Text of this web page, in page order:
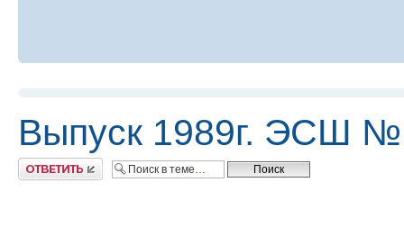
Выпуск 1989г. ЭСШ
Ответить